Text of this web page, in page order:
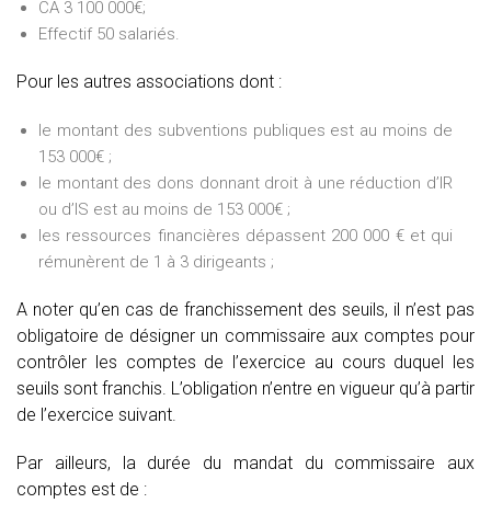
CA 3 100 000€;
Effectif 50 salariés.
Pour les autres associations dont :
le montant des subventions publiques est au moins de
153 000€ ;
le montant des dons donnant droit à une réduction d’IR
ou d’IS est au moins de 153 000€ ;
les ressources financières dépassent 200 000 € et qui
rémunèrent de 1 à 3 dirigeants ;
A noter qu’en cas de franchissement des seuils, il n’est pas
obligatoire de désigner un commissaire aux comptes pour
contrôler les comptes de l’exercice au cours duquel les
seuils sont franchis. L’obligation n’entre en vigueur qu’à partir
de l’exercice suivant.
Par ailleurs, la durée du mandat du commissaire aux
comptes est de :